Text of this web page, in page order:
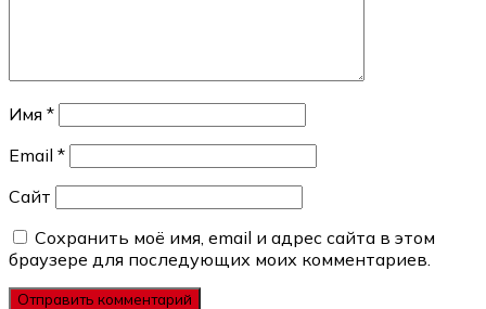
Имя *
Email *
Сайт
Сохранить моё имя, email и адрес сайта в этом
браузере для последующих моих комментариев.